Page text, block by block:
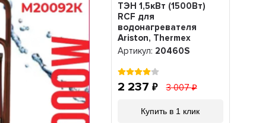
ТЭН 1,5кВт (1500Вт)
RCF для
водонагревателя
Ariston, Thermex
ERS/ESS , под анод М6,
Silver, трубка под
термостат D10мм,
20460S
Артикул: 20460S
2 237 3 007
Купить в 1 клик